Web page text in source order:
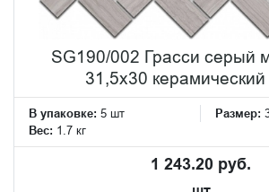
SG190/002 Грасси серый
31,5x30 керамический
В упаковке: 5 шт Размер:
Вес: 1.7 кг
1 243.20 руб.